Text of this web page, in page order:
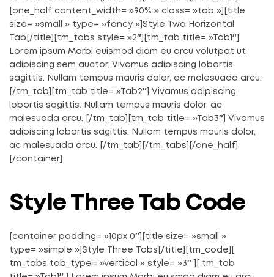
[one_half content_width= »90% » class= »tab »][title
size= »small » type= »fancy »]Style Two Horizontal
Tab[/title][tm_tabs style= »2″][tm_tab title= »Tab1″]
Lorem ipsum Morbi euismod diam eu arcu volutpat ut
adipiscing sem auctor. Vivamus adipiscing lobortis
sagittis. Nullam tempus mauris dolor, ac malesuada arcu.
[/tm_tab][tm_tab title= »Tab2″] Vivamus adipiscing
lobortis sagittis. Nullam tempus mauris dolor, ac
malesuada arcu. [/tm_tab][tm_tab title= »Tab3″] Vivamus
adipiscing lobortis sagittis. Nullam tempus mauris dolor,
ac malesuada arcu. [/tm_tab][/tm_tabs][/one_half]
[/container]
Style Three Tab Code
[container padding= »10px 0″][title size= »small »
type= »simple »]Style Three Tabs[/title][tm_code][
tm_tabs tab_type= »vertical » style= »3″ ][ tm_tab